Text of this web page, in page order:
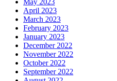
April 2023
March 2023
February 2023
January 2023
December 2022
November 2022
October 2022
September 2022